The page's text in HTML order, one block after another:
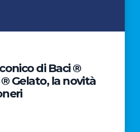
di Baci ®
Gelato, la novità